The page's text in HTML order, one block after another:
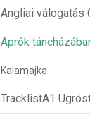
Angliai
Aprók
Kalamajka
TracklistA1